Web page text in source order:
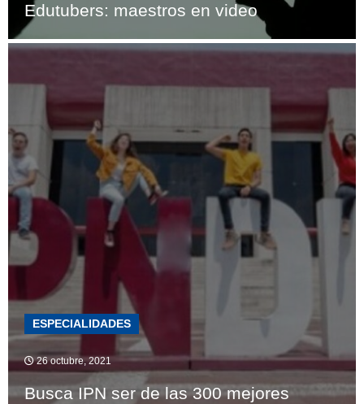
Edutubers: maestros en video
ESPECIALIDADES
26 octubre, 2021
Busca IPN ser de las 300 mejores